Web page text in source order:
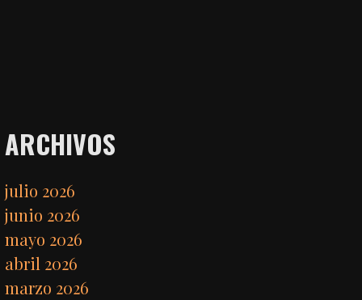
ARCHIVOS
julio 2026
junio 2026
mayo 2026
abril 2026
marzo 2026